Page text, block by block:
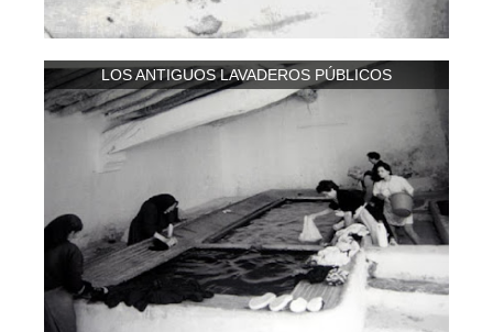
LOS ANTIGUOS LAVADEROS PÚBLICOS